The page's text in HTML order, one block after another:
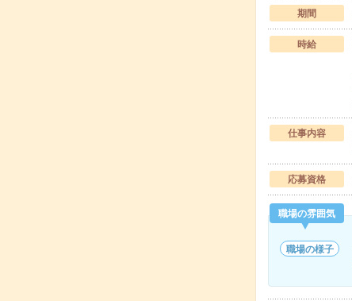
期間
時給
仕事内容
応募資格
職場の雰囲気
職場の様子